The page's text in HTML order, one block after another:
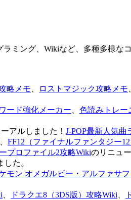
ミング、Wikiなど、多種多様な
略メモ ロストマジック攻略メモ
ード強化メーカー 色読みトレー
アルしました！ J-POP最新人気曲
FF12（ファイナルファンタジー
プロファイル2攻略Wikiのリニュ
した。
モン オメガルビー・アルファサ
ドラクエ8（3DS版）攻略Wiki